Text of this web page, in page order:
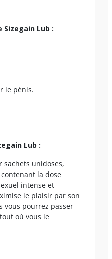
Lub :
le pénis.
Lub :
sachets unidoses,
la dose
intense et
le plaisir par son
vous pourrez passer
où vous le